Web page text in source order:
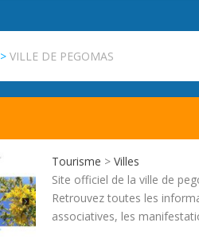
>VILLE DE PEGOMAS
Tourisme >Villes
Site officiel de la ville de
Retrouvez toutes les
associatives, les